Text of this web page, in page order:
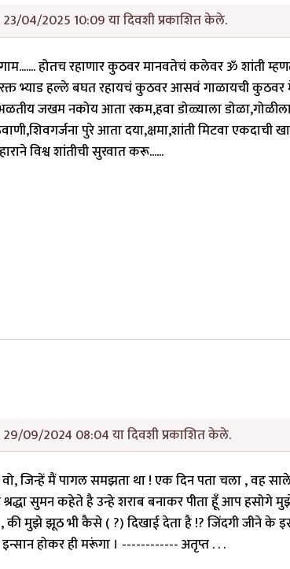
23/04/2025 10:09 या दिवशी प्रकाशित केले.
होतच रहाणार कुठवर मानवतेचं कलेवर ॐ शांती
भ्याड हल्ले बघत रहायचं कुठवर आसवं गाळायची कुठवर
जखम नकोय आता रकम,हवा डोळ्याला
पुरे आता दया,क्षमा,शांती मिटवा एकदाची
विश्व शांतीची सुरवात करू......
29/09/2024 08:04 या दिवशी प्रकाशित केले.
जिन्हें मैं पागल समझता था ! एक दिन पता चला , वह
सुमन कहेते है उन्हे शराब बनाकर पीता हूँ आप हसोगे
मुझे झूठ भी कैसे ( ?) दिखाई देता है !? जिंदगी जीने
होकर ही मरूंगा । ------------ अतृप्त . . .